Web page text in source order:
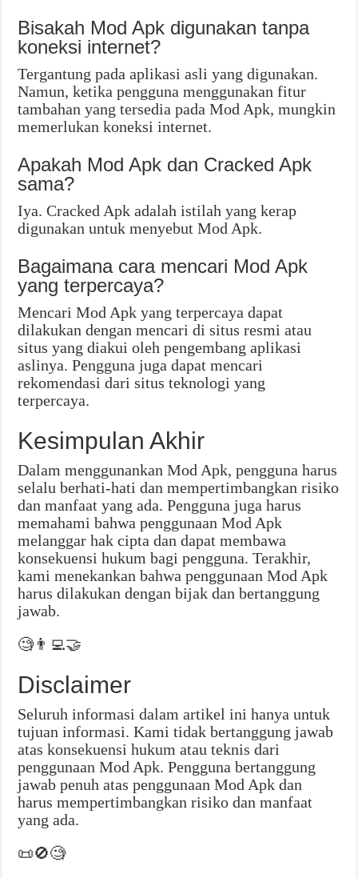
Bisakah Mod Apk digunakan tanpa
koneksi internet?
Tergantung pada aplikasi asli yang digunakan.
Namun, ketika pengguna menggunakan fitur
tambahan yang tersedia pada Mod Apk, mungkin
memerlukan koneksi internet.
Apakah Mod Apk dan Cracked Apk
sama?
Iya. Cracked Apk adalah istilah yang kerap
digunakan untuk menyebut Mod Apk.
Bagaimana cara mencari Mod Apk
yang terpercaya?
Mencari Mod Apk yang terpercaya dapat
dilakukan dengan mencari di situs resmi atau
situs yang diakui oleh pengembang aplikasi
aslinya. Pengguna juga dapat mencari
rekomendasi dari situs teknologi yang
terpercaya.
Kesimpulan Akhir
Dalam menggunankan Mod Apk, pengguna harus
selalu berhati-hati dan mempertimbangkan risiko
dan manfaat yang ada. Pengguna juga harus
memahami bahwa penggunaan Mod Apk
melanggar hak cipta dan dapat membawa
konsekuensi hukum bagi pengguna. Terakhir,
kami menekankan bahwa penggunaan Mod Apk
harus dilakukan dengan bijak dan bertanggung
jawab.
🧐👨‍💻🤝
Disclaimer
Seluruh informasi dalam artikel ini hanya untuk
tujuan informasi. Kami tidak bertanggung jawab
atas konsekuensi hukum atau teknis dari
penggunaan Mod Apk. Pengguna bertanggung
jawab penuh atas penggunaan Mod Apk dan
harus mempertimbangkan risiko dan manfaat
yang ada.
📜🚫🧐